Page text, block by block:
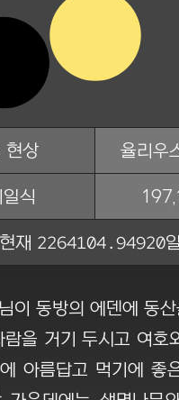
현상 율리우
식
현재 2264104.94921
이 동방의 에덴에 동
람을 거기 두시고 여호
아름답고 먹기에 좋